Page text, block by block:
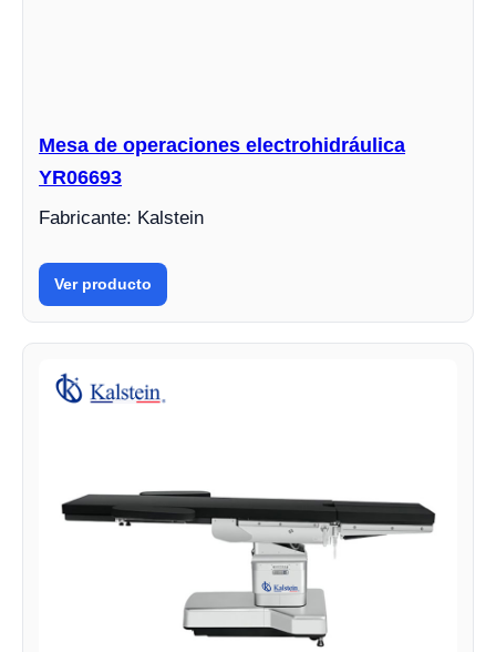
Mesa de operaciones electrohidráulica
YR06693
Fabricante: Kalstein
Ver producto